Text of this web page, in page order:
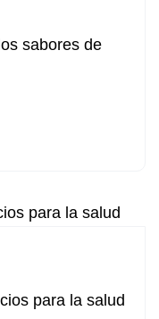
sabores de
para la salud